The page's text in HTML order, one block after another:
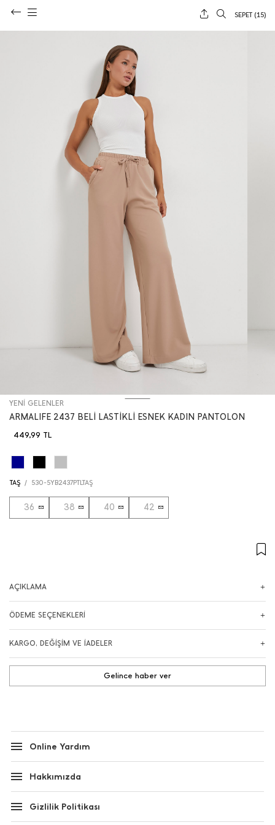
SEPET (15)
YENİ GELENLER
ARMALIFE 2437 BELİ LASTİKLİ ESNEK KADIN PANTOLON
449,99 TL
36 38 40 42
TAŞ / 530-5YB2437PTLTAŞ
Gelince haber ver
AÇIKLAMA
ÖDEME SEÇENEKLERİ
KARGO, DEĞİŞİM VE İADELER
Online Yardım
Hakkımızda
Gizlilik Politikası